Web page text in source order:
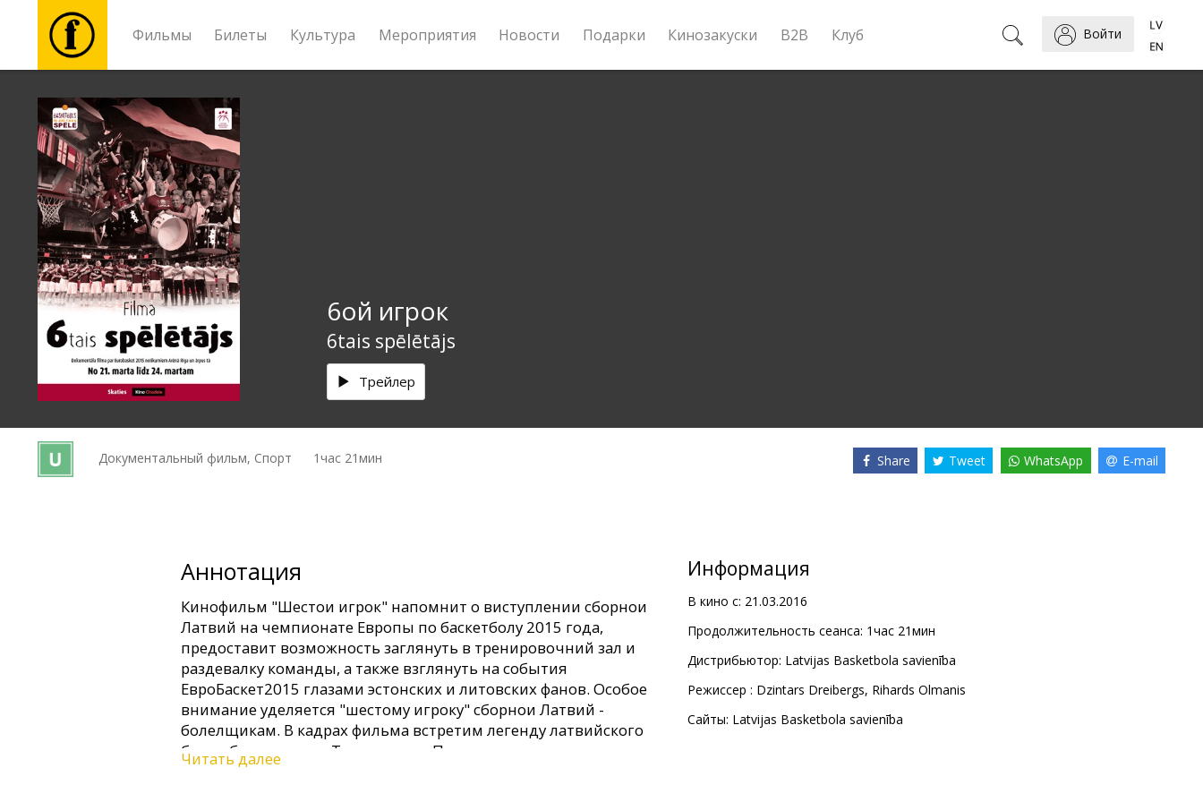
Фильмы Билеты Культура Мероприятия Новости Подарки Кинозакуски B2B Клуб Войти
Фильмы
Билеты
Культура
Мероприятия
Новости
Подарки
B2B
6ой игрок
6tais spēlētājs
Трейлер
Документальный фильм, Спорт 1час 21мин Share Tweet WhatsApp E-mail
Аннотация
Кинофильм "Шестои игрок" напомнит о виступлении сборнои
Латвий на чемпионате Европы по баскетболу 2015 года,
предоставит возможность заглянуть в тренировочний зал и
раздевалку команды, а также взглянуть на события
ЕвроБаскет2015 глазами эстонских и литовских фанов. Особое
внимание уделяется "шестому игроку" сборнои Латвий -
болелщикам. В кадрах фильма встретим легенду латвийского
баскетбола тренера Таливалдиса Петерсона, ветеранов
команды ТТТ а также многолетних поклонников баскетбола
Читать далее
Информация
В кино с: 21.03.2016
Продолжительность сеанса: 1час 21мин
Дистрибьютор: Latvijas Basketbola savienība
Pежиссер : Dzintars Dreibergs, Rihards Olmanis
Сайты: Latvijas Basketbola savienība